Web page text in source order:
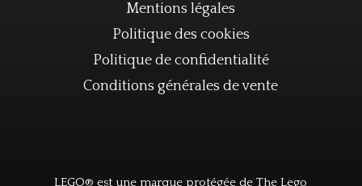
Mentions légales
Politique des cookies
Politique de confidentialité
Conditions générales de vente
LEGO® est une marque protégée de The Lego